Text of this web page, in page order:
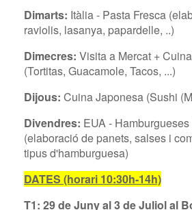
Dimarts: Itàlia - Pasta Fresca
raviolis, lasanya, papardelle, ..)
Dimecres: Visita a Mercat +
(Tortitas, Guacamole, Tacos, ...)
Dijous: Cuina Japonesa (Sushi
Divendres: EUA -
(elaboració de panets, salses i
tipus d'hamburguesa)
DATES (horari 10:30h-14h)
T1: 29 de Juny al 3 de Juliol al